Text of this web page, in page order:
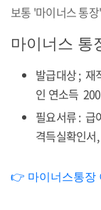
보통 '마이너스 통
마이너스 통
발급대상 ; 재
인 연소득
필요서류 : 급
격득실확인서
👉 마이너스통장